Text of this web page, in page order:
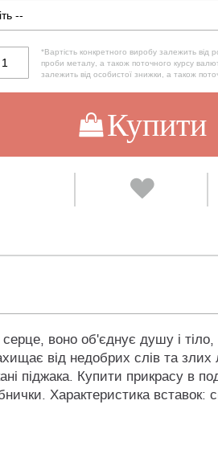
*Вартість конкретного виробу залежить від
проби металу, а також поточного курсу
залежить від особистої знижки, а також
Купити
серце, воно об'єднує душу і
від недобрих слів та
піджака. Купити прикрасу в
Характеристика вставок: